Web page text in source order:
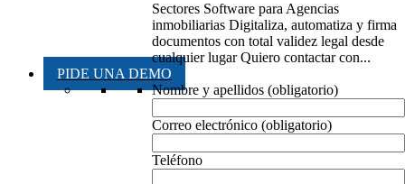
Sectores Software para Agencias
inmobiliarias Digitaliza, automatiza y firma
documentos con total validez legal desde
cualquier lugar Quiero contactar con...
PIDE UNA DEMO
Nombre y apellidos (obligatorio)
Correo electrónico (obligatorio)
Teléfono